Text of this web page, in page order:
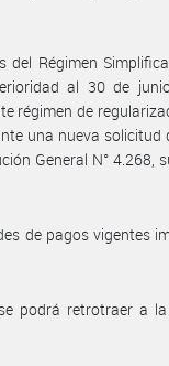
Régimen
al 30 de
régimen de
una nueva solicitud
General N° 4.268,
de pagos vigentes
podrá retrotraer a